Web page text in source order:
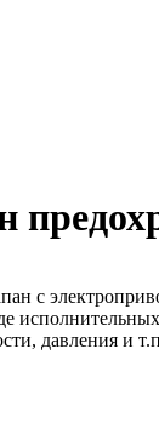
с
давления